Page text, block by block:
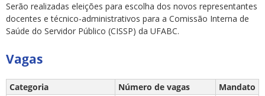
Serão realizadas eleições para escolha dos novos representantes
docentes e técnico-administrativos para a Comissão Interna de
Saúde do Servidor Público (CISSP) da UFABC.
Vagas
Categoria Número de vagas
Mandato